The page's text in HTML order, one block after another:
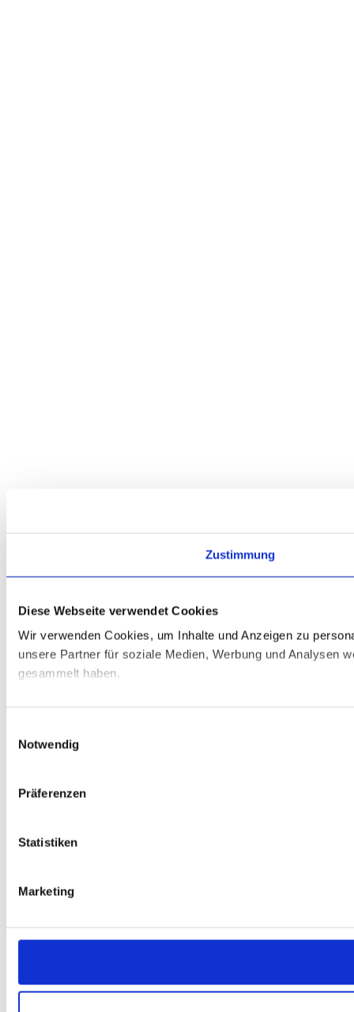
Zustimmung
Diese Webseite verwendet Cookies
Wir verwenden Cookies, um Inhalte und Anzeigen zu
unsere Partner für soziale Medien, Werbung und Analysen
gesammelt haben.
Notwendig
Präferenzen
Statistiken
Marketing